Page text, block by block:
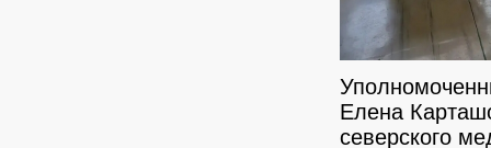
Елена
северского